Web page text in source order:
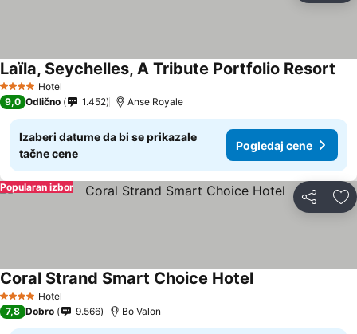
4 ZvezdiceHotel
Laïla, Seychelles, A Tribute Portfolio Resort
9,0 Odlično 1.452 Anse Royale
Izaberi datume da bi se prikazale
tačne cene
Pogledaj cene
Deli
Popularan izbor
4 ZvezdiceHotel
Coral Strand Smart Choice Hotel
7,8 Dobro 9.566 Bo Valon